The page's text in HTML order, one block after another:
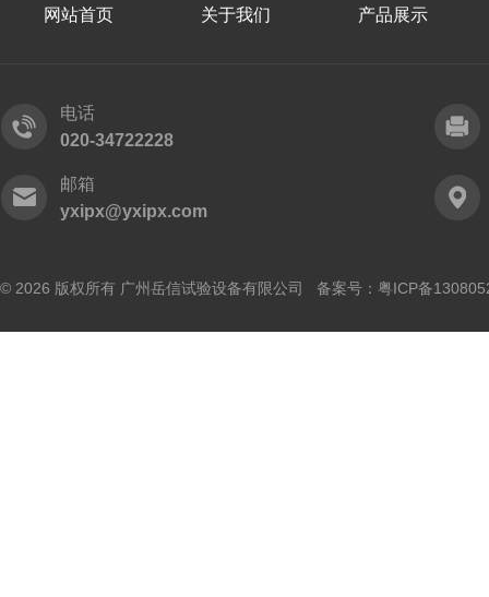
网站首页 关于我们 产品展示
电话
020-34722228
邮箱
yxipx@yxipx.com
© 2026 版权所有 广州岳信试验设备有限公司 备案号： 粤ICP备